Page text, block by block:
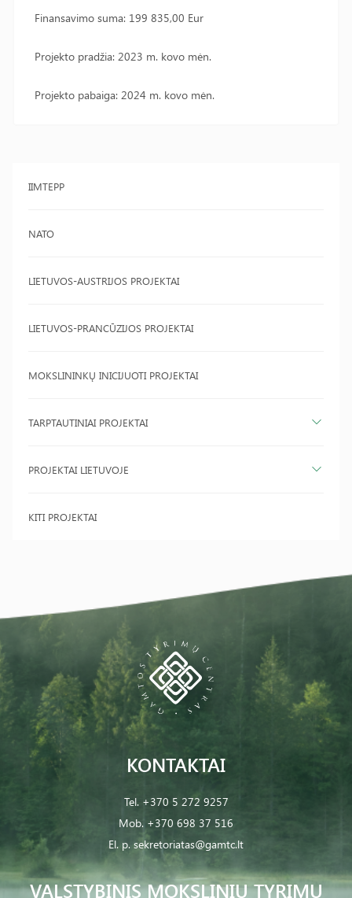
IIMTEPP
NATO
LIETUVOS-AUSTRIJOS PROJEKTAI
LIETUVOS-PRANCŪZIJOS PROJEKTAI
MOKSLININKŲ INICIJUOTI PROJEKTAI
TARPTAUTINIAI PROJEKTAI
PROJEKTAI LIETUVOJE
KITI PROJEKTAI
Finansavimo suma: 199 835,00 Eur
Projekto pradžia: 2023 m. kovo mėn.
Projekto pabaiga: 2024 m. kovo mėn.
VALSTYBINIS MOKSLINIŲ TYRIMŲ
KONTAKTAI
Tel. +370 5 272 9257
Mob. +370 698 37 516
El. p. sekretoriatas@gamtc.lt